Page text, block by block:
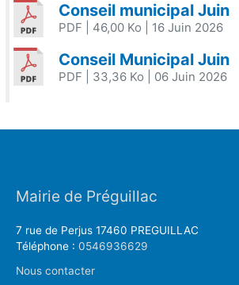
Conseil municipal Juin
PDF | 46,00 Ko | 16 Juin 2026
Conseil Municipal Juin
PDF | 33,36 Ko | 06 Juin 2026
Mairie de Préguillac
7 rue de Perjus 17460 PREGUILLAC
Téléphone : 0546936629
Nous contacter